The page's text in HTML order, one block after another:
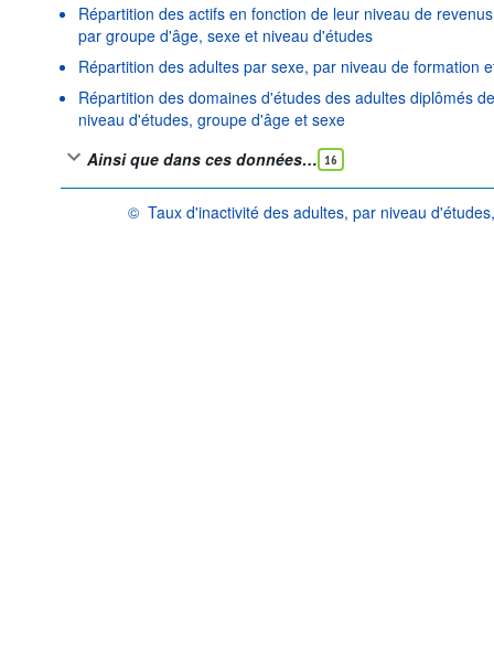
Répartition des actifs en fonction de leur niveau de
par groupe d'âge, sexe et niveau d'études
Répartition des adultes par sexe, par niveau de formation
Répartition des domaines d'études des adultes diplômés
niveau d'études, groupe d'âge et sexe
Ainsi que dans ces données… 16
© Taux d'inactivité des adultes, par niveau